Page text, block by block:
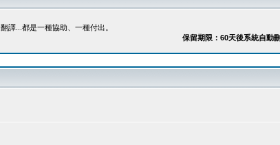
譯...都是一種協助、一種付出。
保留期限：60天後系統自動刪除